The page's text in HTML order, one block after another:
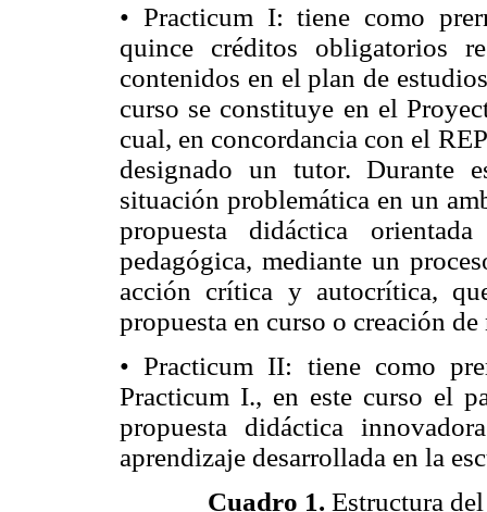
• Practicum I: tiene como
quince créditos obligatorios
contenidos en el plan de
curso se constituye en el
cual, en concordancia con el
designado un tutor. Durante
situación problemática en un
propuesta didáctica
pedagógica, mediante un
acción crítica y autocrítica,
propuesta en curso o creación
• Practicum II: tiene como
Practicum I., en este curso el
propuesta didáctica
aprendizaje desarrollada en la
Cuadro 1. Estructura